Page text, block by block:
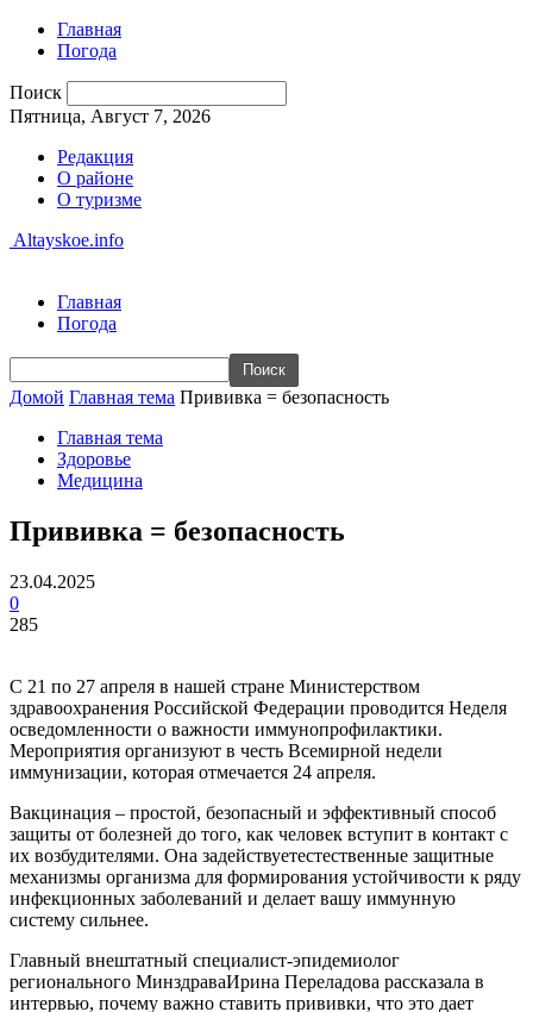
Главная
Погода
Поиск
Пятница, Август 7, 2026
Редакция
О районе
О туризме
Altayskoe.info
Главная
Погода
Домой Главная тема Прививка = безопасность
Главная тема
Здоровье
Медицина
Прививка = безопасность
23.04.2025
0
285
С 21 по 27 апреля в нашей стране Министерством
здравоохранения Российской Федерации проводится Неделя
осведомленности о важности иммунопрофилактики.
Мероприятия организуют в честь Всемирной недели
иммунизации, которая отмечается 24 апреля.
Вакцинация – простой, безопасный и эффективный способ
защиты от болезней до того, как человек вступит в контакт с
их возбудителями. Она задействуетестественные защитные
механизмы организма для формирования устойчивости к ряду
инфекционных заболеваний и делает вашу иммунную
систему сильнее.
Главный внештатный специалист-эпидемиолог
регионального МинздраваИрина Переладова рассказала в
интервью, почему важно ставить прививки, что это дает